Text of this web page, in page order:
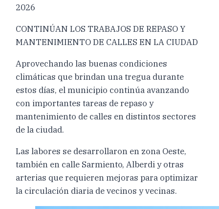
2026
CONTINÚAN LOS TRABAJOS DE REPASO Y
MANTENIMIENTO DE CALLES EN LA CIUDAD
Aprovechando las buenas condiciones
climáticas que brindan una tregua durante
estos días, el municipio continúa avanzando
con importantes tareas de repaso y
mantenimiento de calles en distintos sectores
de la ciudad.
Las labores se desarrollaron en zona Oeste,
también en calle Sarmiento, Alberdi y otras
arterias que requieren mejoras para optimizar
la circulación diaria de vecinos y vecinas.